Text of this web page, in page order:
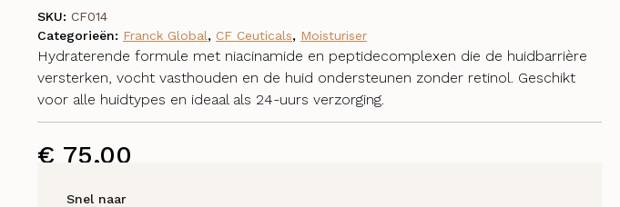
€ 75,00
Snel naar
Hydraterende formule met niacinamide en peptidecomplexen die de huidbarrière
versterken, vocht vasthouden en de huid ondersteunen zonder retinol. Geschikt
voor alle huidtypes en ideaal als 24-uurs verzorging.
SKU: CF014
Categorieën: Franck Global, CF Ceuticals, Moisturiser